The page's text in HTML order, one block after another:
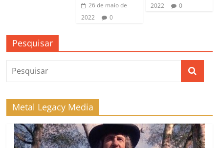
26 de maio de
2022
0
2022
0
Pesquisar
Metal Legacy Media